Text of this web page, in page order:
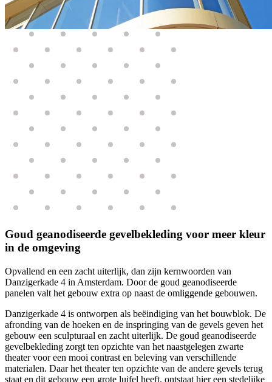
Goud geanodiseerde gevelbekleding voor meer kleur
in de omgeving
Opvallend en een zacht uiterlijk, dan zijn kernwoorden van
Danzigerkade 4 in Amsterdam. Door de goud geanodiseerde
panelen valt het gebouw extra op naast de omliggende gebouwen.
Danzigerkade 4 is ontworpen als beëindiging van het bouwblok. De
afronding van de hoeken en de inspringing van de gevels geven het
gebouw een sculpturaal en zacht uiterlijk. De goud geanodiseerde
gevelbekleding zorgt ten opzichte van het naastgelegen zwarte
theater voor een mooi contrast en beleving van verschillende
materialen. Daar het theater ten opzichte van de andere gevels terug
staat en dit gebouw een grote luifel heeft, ontstaat hier een stedelijke